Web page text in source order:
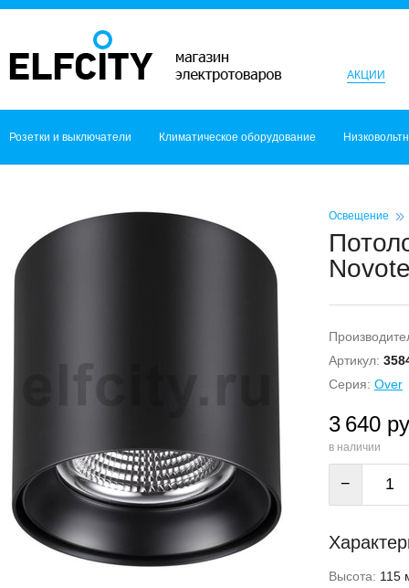
АКЦИИ
Розетки и выключатели Климатическое оборудование
Освещение
Артикул:
Серия: Over
3 640
в наличии
−
Высота: 115